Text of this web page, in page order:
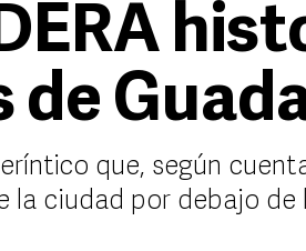
de
que, según
la ciudad por debajo de